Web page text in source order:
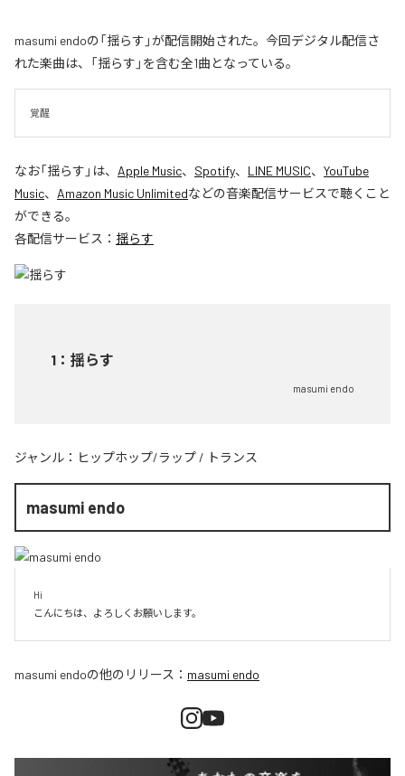
masumi endoの「揺らす」が配信開始された。今回デジタル配信さ
れた楽曲は、「揺らす」を含む全1曲となっている。
覚醒
なお「揺らす 」は、 Apple Music、 Spotify、 LINE MUSIC、 YouTube
Music、 Amazon Music Unlimitedなどの音楽配信サービスで聴くこと
ができる。
各配信サービス： 揺らす
1 ： 揺らす
masumi endo
ジャンル： ヒップホップ/ラップ / トランス
masumi endo
Hi
こんにちは、よろしくお願いします。
masumi endoの他のリリース： masumi endo